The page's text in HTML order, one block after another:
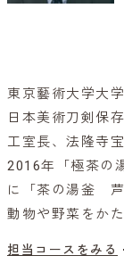
東京藝術大学大
日本美術刀剣保
工室長、法隆寺
2016年「極茶の
に「茶の湯釜 芦
動物や野菜をか
担当コースをみる